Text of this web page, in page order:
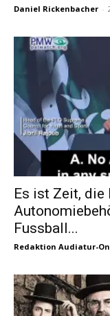
Daniel Rickenbacher -
Es ist Zeit,
Fussball...
Redaktion Audiatur-